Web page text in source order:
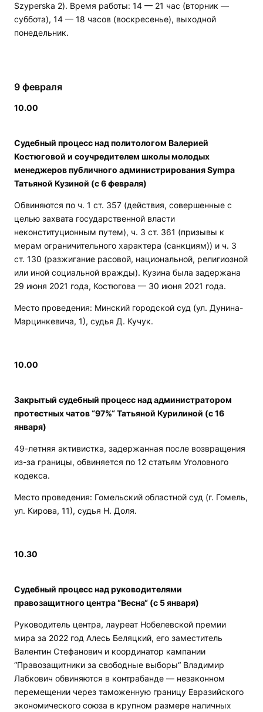
Szyperska 2). Время работы: 14 — 21 час (вторник —
суббота), 14 — 18 часов (воскресенье), выходной
понедельник.
9 февраля
10.00
Cудебный процесс над политологом Валерией
Костюговой и соучредителем школы молодых
менеджеров публичного администрирования Sympa
Татьяной Кузиной (с 6 февраля)
Обвиняются по ч. 1 ст. 357 (действия, совершенные с
целью захвата государственной власти
неконституционным путем), ч. 3 ст. 361 (призывы к
мерам ограничительного характера (санкциям)) и ч. 3
ст. 130 (разжигание расовой, национальной, религиозной
или иной социальной вражды). Кузина была задержана
29 июня 2021 года, Костюгова — 30 июня 2021 года.
Место проведения: Минский городской суд (ул. Дунина-
Марцинкевича, 1), судья Д. Кучук.
10.00
Закрытый судебный процесс над администратором
протестных чатов “97%“ Татьяной Курилиной (с 16
января)
49-летняя активистка, задержанная после возвращения
из-за границы, обвиняется по 12 статьям Уголовного
кодекса.
Место проведения: Гомельский областной суд (г. Гомель,
ул. Кирова, 11), судья Н. Доля.
10.30
Судебный процесс над руководителями
правозащитного центра “Весна“ (с 5 января)
Руководитель центра, лауреат Нобелевской премии
мира за 2022 год Алесь Беляцкий, его заместитель
Валентин Стефанович и координатор кампании
“Правозащитники за свободные выборы“ Владимир
Лабкович обвиняются в контрабанде — незаконном
перемещении через таможенную границу Евразийского
экономического союза в крупном размере наличных